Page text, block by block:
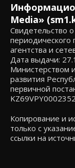
Media»
Свидетельство
агентства и
Дата выдачи:
Министерством
развития
первичной
Копирование и
только с
ссылки на